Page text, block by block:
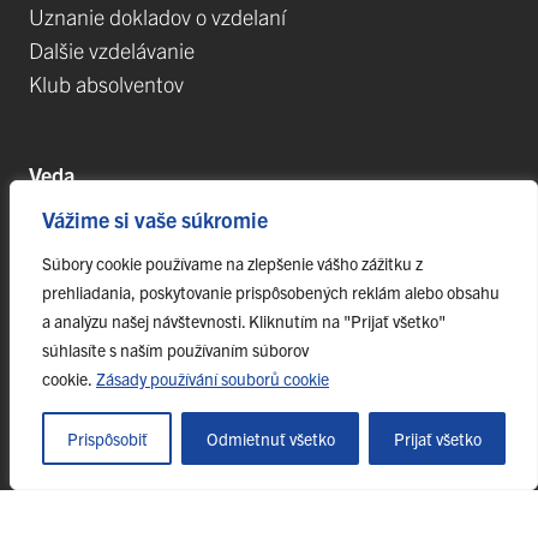
Vážime si vaše súkromie
Súbory cookie používame na zlepšenie vášho zážitku z
prehliadania, poskytovanie prispôsobených reklám alebo obsahu
a analýzu našej návštevnosti. Kliknutím na "Prijať všetko"
súhlasíte s naším používaním súborov
cookie. Zásady používání souborů cookie
Prispôsobiť Odmietnuť všetko Prijať všetko
Uznanie dokladov o vzdelaní
Dalšie vzdelávanie
Klub absolventov
Veda
Postdoktorandské pozíce
Projekty
Špičkové tímy
TIP-UPJŠ
Vedecké parky
Evidencia publikačnej činnosti
Habilitačné a vymenúvacie konania